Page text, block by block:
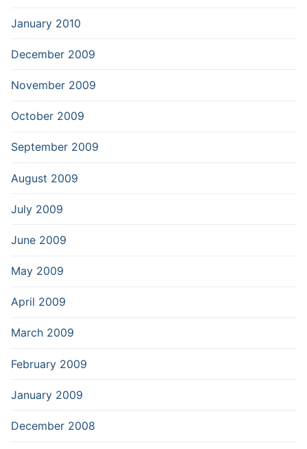
January 2010
December 2009
November 2009
October 2009
September 2009
August 2009
July 2009
June 2009
May 2009
April 2009
March 2009
February 2009
January 2009
December 2008